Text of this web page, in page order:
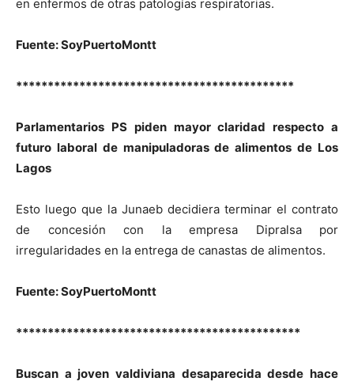
en enfermos de otras patologías respiratorias.
Fuente: SoyPuertoMontt
********************************************
Parlamentarios PS piden mayor claridad respecto a
futuro laboral de manipuladoras de alimentos de Los
Lagos
Esto luego que la Junaeb decidiera terminar el contrato
de concesión con la empresa Dipralsa por
irregularidades en la entrega de canastas de alimentos.
Fuente: SoyPuertoMontt
*********************************************
Buscan a joven valdiviana desaparecida desde hace